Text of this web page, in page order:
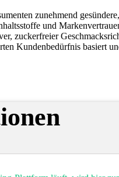
zunehmend
und
zuckerfreier
Kundenbedürfnis basiert